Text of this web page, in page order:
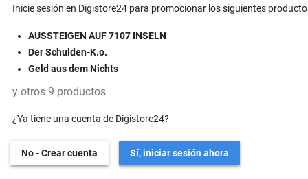
Inicie sesión en Digistore24 para promocionar los siguientes
AUSSTEIGEN AUF 7107 INSELN
Der Schulden-K.o.
Geld aus dem Nichts
y otros 9 productos
¿Ya tiene una cuenta de Digistore24?
No - Crear cuenta Sí, iniciar sesión ahora